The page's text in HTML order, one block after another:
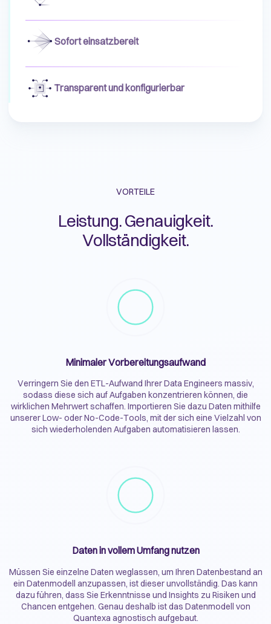
Sofort einsatzbereit
Transparent und konfigurierbar
VORTEILE
Leistung. Genauigkeit.
Vollständigkeit.
Minimaler Vorbereitungsaufwand
Verringern Sie den ETL-Aufwand Ihrer Data Engineers massiv,
sodass diese sich auf Aufgaben konzentrieren können, die
wirklichen Mehrwert schaffen. Importieren Sie dazu Daten mithilfe
unserer Low- oder No-Code-Tools, mit der sich eine Vielzahl von
sich wiederholenden Aufgaben automatisieren lassen.
Daten in vollem Umfang nutzen
Müssen Sie einzelne Daten weglassen, um Ihren Datenbestand an
ein Datenmodell anzupassen, ist dieser unvollständig. Das kann
dazu führen, dass Sie Erkenntnisse und Insights zu Risiken und
Chancen entgehen. Genau deshalb ist das Datenmodell von
Quantexa agnostisch aufgebaut.